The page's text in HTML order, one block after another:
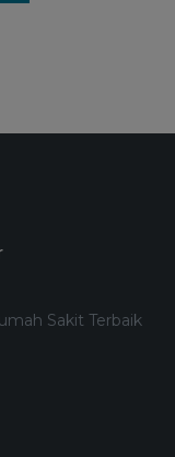
Sakit Terbaik